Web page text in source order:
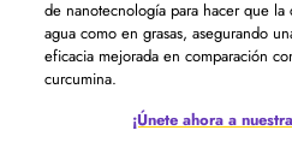
de nanotecnología para hacer que
agua como en grasas, asegurando
eficacia mejorada en comparación
curcumina.
¡Únete ahora a